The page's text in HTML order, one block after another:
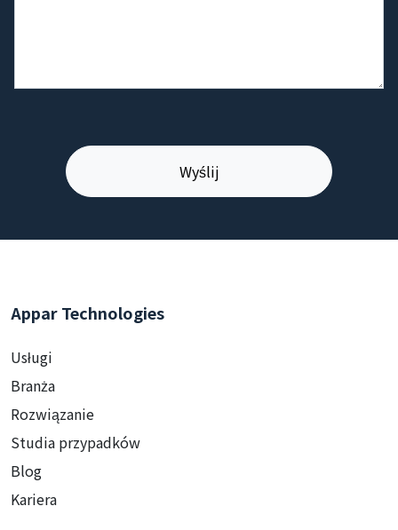
Appar Technologies
Usługi
Branża
Rozwiązanie
Studia przypadków
Blog
Kariera